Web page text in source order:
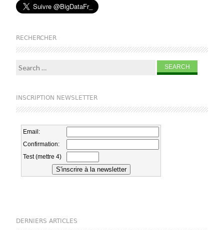
RECHERCHER
Search for:
INSCRIPTION NEWSLETTER
DERNIERS ARTICLES